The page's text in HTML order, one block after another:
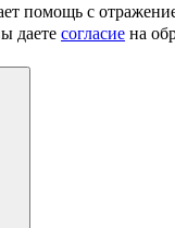
помощь с
даете согласие на